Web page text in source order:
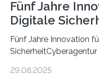
Fünf Jahre
Digitale
Fünf Jahre Innovation
29.08.2025